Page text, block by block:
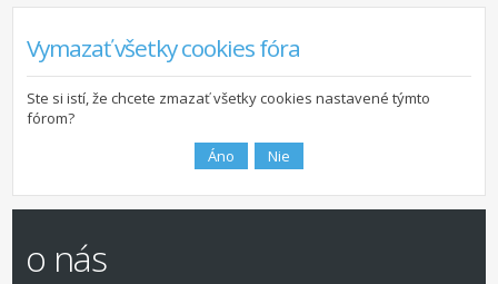
Vymazať všetky cookies fóra
Ste si istí, že chcete zmazať všetky cookies nastavené týmto
fórom?
o nás